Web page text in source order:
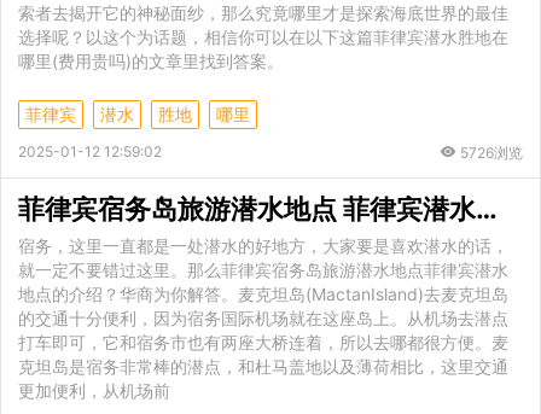
索者去揭开它的神秘面纱，那么究竟哪里才是探索海底世界的最佳
选择呢？以这个为话题，相信你可以在以下这篇菲律宾潜水胜地在
哪里(费用贵吗)的文章里找到答案。
菲律宾 潜水 胜地 哪里
2025-01-12 12:59:02 5726浏览
菲律宾宿务岛旅游潜水地点 菲律宾潜水地点的介绍
宿务，这里一直都是一处潜水的好地方，大家要是喜欢潜水的话，
就一定不要错过这里。那么菲律宾宿务岛旅游潜水地点菲律宾潜水
地点的介绍？华商为你解答。麦克坦岛(MactanIsland)去麦克坦岛
的交通十分便利，因为宿务国际机场就在这座岛上。从机场去潜点
打车即可，它和宿务市也有两座大桥连着，所以去哪都很方便。麦
克坦岛是宿务非常棒的潜点，和杜马盖地以及薄荷相比，这里交通
更加便利，从机场前